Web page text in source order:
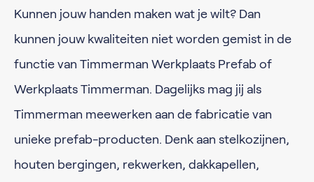
Kunnen jouw handen maken wat je wilt? Dan
kunnen jouw kwaliteiten niet worden gemist in de
functie van Timmerman Werkplaats Prefab of
Werkplaats Timmerman. Dagelijks mag jij als
Timmerman meewerken aan de fabricatie van
unieke prefab-producten. Denk aan stelkozijnen,
houten bergingen, rekwerken, dakkapellen,